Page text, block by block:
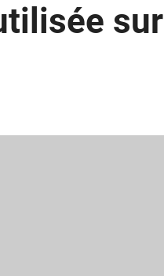
sur